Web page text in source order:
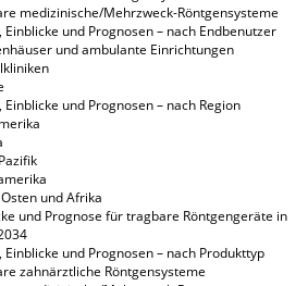
medizinische/Mehrzweck-Röntgensysteme
und Prognosen – nach Endbenutzer
und ambulante Einrichtungen
und Prognosen – nach Region
und Afrika
und Prognose für tragbare Röntgengeräte in
und Prognosen – nach Produkttyp
zahnärztliche Röntgensysteme